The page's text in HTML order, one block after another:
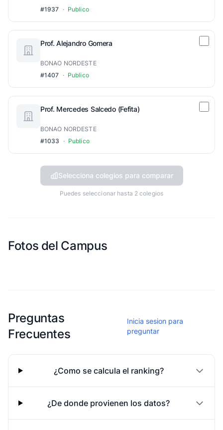
#1937 · Publico
Prof. Alejandro Gomera
BONAO NORDESTE
#1407 · Publico
Prof. Mercedes Salcedo (Fefita)
BONAO NORDESTE
#1033
· Publico
Selecciona colegios para comparar
Puedes seleccionar hasta 2 colegios
Fotos del Campus
Preguntas
Frecuentes
Inicia sesion para
preguntar
¿Como se calcula el ranking?
¿De donde provienen los datos?